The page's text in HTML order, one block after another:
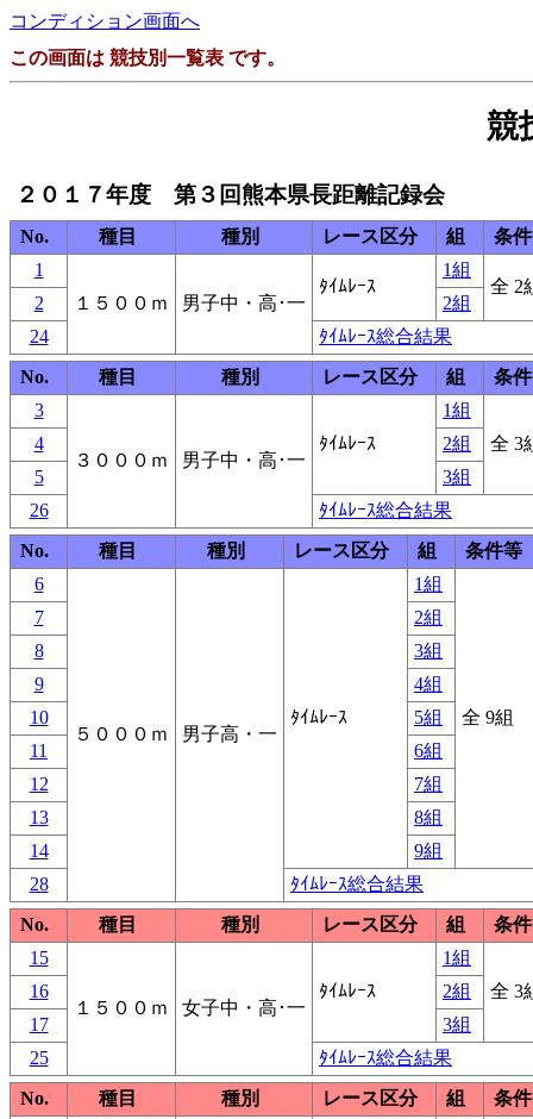
コンディション画面へ
この画面は 競技別一覧表 です。
競
２０１７年度 第３回熊本県長距離記録会
No. 種目 種別 レース区分 組
条
1
１５００ｍ
男子中・高･一
ﾀｲﾑﾚｰｽ
1組
全 2
2
2組
24
ﾀｲﾑﾚｰｽ総合結果
No.
種目 種別 レース区分 組
条
3
３０００ｍ 男子中・高･一
ﾀｲﾑﾚｰｽ
1組
全 3
4
2組
5
3組
26
ﾀｲﾑﾚｰｽ総合結果
No.
種目 種別 レース区分 組
条件等
6
５０００ｍ 男子高・一
ﾀｲﾑﾚｰｽ
1組
全 9組
7
2組
8
3組
9
4組
10
5組
11
6組
12
7組
13
8組
14
9組
28
ﾀｲﾑﾚｰｽ総合結果
No.
種目 種別 レース区分 組
条
15
１５００ｍ 女子中・高･一
ﾀｲﾑﾚｰｽ
1組
全 3
16
2組
17
3組
25
ﾀｲﾑﾚｰｽ総合結果
No.
種目 種別 レース区分 組
条